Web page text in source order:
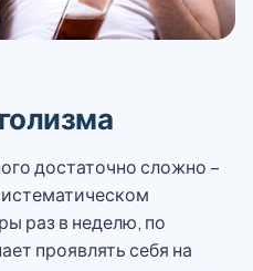
достаточно сложно –
раз в неделю, по
проявлять себя на